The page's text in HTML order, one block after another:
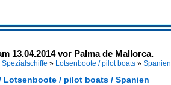
13.04.2014 vor Palma de Mallorca.
Spezialschiffe » Lotsenboote / pilot boats » Spanien
Lotsenboote / pilot boats / Spanien